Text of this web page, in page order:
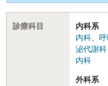
診療科目
内科系
内科、
泌代謝科
内科
外科系